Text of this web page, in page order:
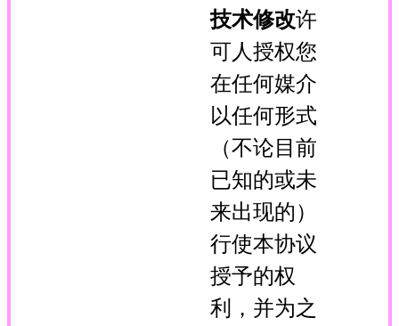
技术修改许
可人授权您
在任何媒介
以任何形式
（不论目前
已知的或未
来出现的）
行使本协议
授予的权
利，并为之